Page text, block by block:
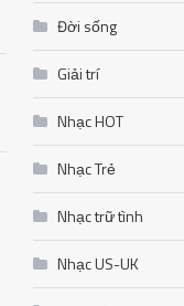
Đời sống
Giải trí
Nhạc HOT
Nhạc Trẻ
Nhạc trữ tình
Nhạc US-UK